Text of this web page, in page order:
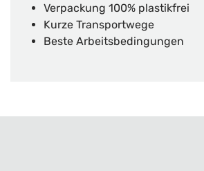
Verpackung 100% plastikfrei
Kurze Transportwege
Beste Arbeitsbedingungen